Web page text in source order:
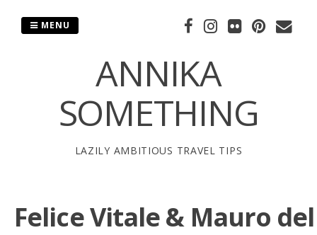
ANNIKA
SOMETHING
LAZILY AMBITIOUS TRAVEL TIPS
MENU
Felice Vitale & Mauro del